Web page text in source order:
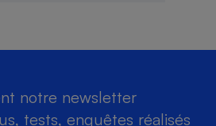
notre newsletter
tests, enquêtes réalisés